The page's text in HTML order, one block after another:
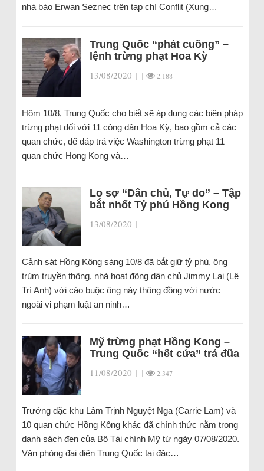
nhà báo Erwan Seznec trên tạp chí Conflit (Xung…
Trung Quốc “phát cuồng” –
lệnh trừng phạt Hoa Kỳ
13/08/2020 | | 2.188
Hôm 10/8, Trung Quốc cho biết sẽ áp dụng các biện pháp
trừng phạt đối với 11 công dân Hoa Kỳ, bao gồm cả các
quan chức, để đáp trả việc Washington trừng phạt 11
quan chức Hong Kong và…
Lo sợ “Dân chủ, Tự do” – Tập
bắt nhốt Tỷ phú Hồng Kong
13/08/2020 |
Cảnh sát Hồng Kông sáng 10/8 đã bắt giữ tỷ phú, ông
trùm truyền thông, nhà hoạt động dân chủ Jimmy Lai (Lê
Trí Anh) với cáo buộc ông này thông đồng với nước
ngoài vi phạm luật an ninh…
Mỹ trừng phạt Hồng Kong –
Trung Quốc “hết cửa” trả đũa
11/08/2020 | | 2.347
Trưởng đặc khu Lâm Trịnh Nguyệt Nga (Carrie Lam) và
10 quan chức Hồng Kông khác đã chính thức nằm trong
danh sách đen của Bộ Tài chính Mỹ từ ngày 07/08/2020.
Văn phòng đại diện Trung Quốc tại đặc…